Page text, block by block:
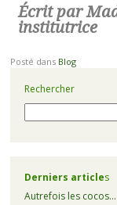
Écrit par
institutrice ​
Posté dans Blog
Rechercher
Derniers articles
Autrefois les cocos…